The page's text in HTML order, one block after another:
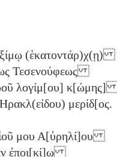
(ἑκατοντάρ)χ(ῃ)
Τεσενούφεως
λογίμ[ου]
μερίδ[ος.
μου Α[ὐρηλί]ου
ἐποι[κί]ῳ